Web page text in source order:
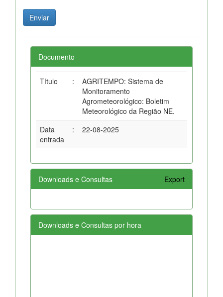
Documento
Título :
AGRITEMPO: Sistema de
Monitoramento
Agrometeorológico: Boletim
Meteorológico da Região NE.
Data
entrada
: 22-08-2025
Downloads e Consultas Export
Downloads e Consultas por hora